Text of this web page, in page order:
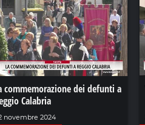
commemorazione dei defunti a
Calabria
novembre 2024